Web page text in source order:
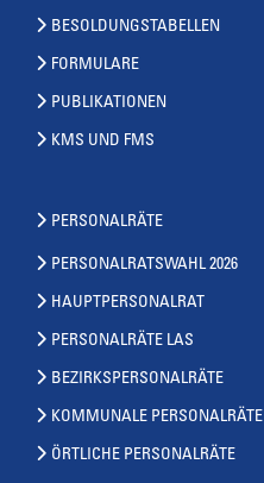
BESOLDUNGSTABELLEN
FORMULARE
PUBLIKATIONEN
KMS UND FMS
PERSONALRÄTE
PERSONALRATSWAHL 2026
HAUPTPERSONALRAT
PERSONALRÄTE LAS
BEZIRKSPERSONALRÄTE
KOMMUNALE PERSONALRÄTE
ÖRTLICHE PERSONALRÄTE